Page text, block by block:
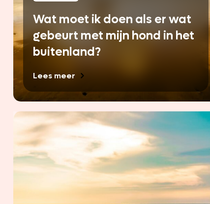
Wat moet ik doen als er wat
gebeurt met mijn hond in het
buitenland?
Lees meer